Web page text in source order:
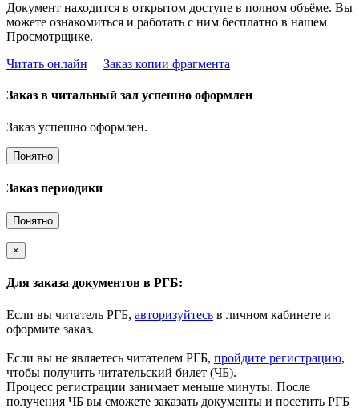
Документ находится в открытом доступе в полном объёме. Вы
можете ознакомиться и работать с ним бесплатно в нашем
Просмотрщике.
Читать онлайн
Заказ копии фрагмента
Заказ в читальный зал успешно оформлен
Заказ успешно оформлен.
Понятно
Заказ периодики
Понятно
×
Для заказа документов в РГБ:
Если вы читатель РГБ, авторизуйтесь в личном кабинете и
оформите заказ.
Если вы не являетесь читателем РГБ, пройдите регистрацию,
чтобы получить читательский билет (ЧБ).
Процесс регистрации занимает меньше минуты. После
получения ЧБ вы сможете заказать документы и посетить РГБ